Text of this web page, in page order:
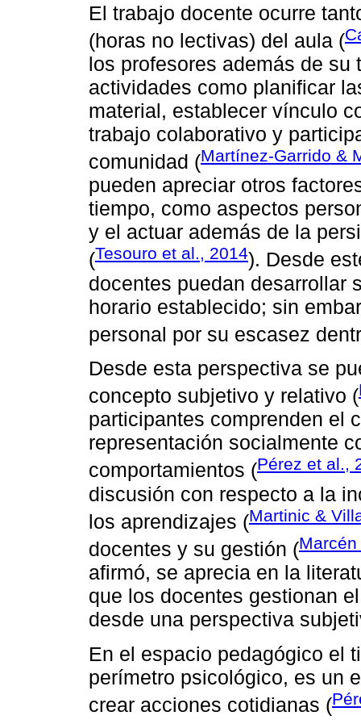
El trabajo docente ocurre
(horas no lectivas) del aula (
los profesores además de su
actividades como planificar
material, establecer vínculo
trabajo colaborativo y
comunidad (Martínez-Garrido &
pueden apreciar otros
tiempo, como aspectos
y el actuar además de la
(Tesouro et al., 2014). Desde
docentes puedan desarrollar
horario establecido; sin
personal por su escasez
Desde esta perspectiva se
concepto subjetivo y relativo (
participantes comprenden el
representación socialmente
comportamientos (Pérez et al.,
discusión con respecto a la
los aprendizajes (Martinic &
docentes y su gestión (
afirmó, se aprecia en la
que los docentes gestionan
desde una perspectiva
En el espacio pedagógico el
perímetro psicológico, es un
crear acciones cotidianas (